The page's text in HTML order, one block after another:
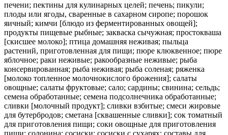
печени; пектины для кулинарных целей; печень; пикули;
плоды или ягоды, сваренные в сахарном сиропе; порошок
яичный; кимчи [блюдо из ферментированных овощей];
продукты пищевые рыбные; закваска сычужная; простокваша
[скисшее молоко]; птица домашняя неживая; пыльца
растений, приготовленная для пищи; пюре клюквенное; пюре
яблочное; раки неживые; ракообразные неживые; рыба
консервированная; рыба неживая; рыба соленая; ряженка
[молоко топленное молочнокислого брожения]; салаты
овощные; салаты фруктовые; сало; сардины; свинина; сельдь;
семена обработанные; семена подсолнечника обработанные;
сливки [молочный продукт]; сливки взбитые; смеси жировые
для бутербродов; сметана [сквашенные сливки]; сок томатный
для приготовления пищи; соки овощные для приготовления
пищи; солонина; сосиски; сосиски с сухарях; составы для